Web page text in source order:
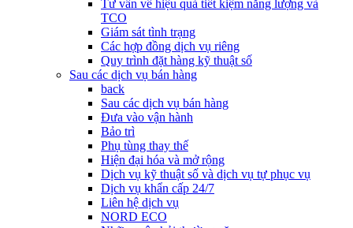
Tư vấn về hiệu quả tiết kiệm năng lượng và
TCO
Giám sát tình trạng
Các hợp đồng dịch vụ riêng
Quy trình đặt hàng kỹ thuật số
Sau các dịch vụ bán hàng
back
Sau các dịch vụ bán hàng
Đưa vào vận hành
Bảo trì
Phụ tùng thay thế
Hiện đại hóa và mở rộng
Dịch vụ kỹ thuật số và dịch vụ tự phục vụ
Dịch vụ khẩn cấp 24/7
Liên hệ dịch vụ
NORD ECO